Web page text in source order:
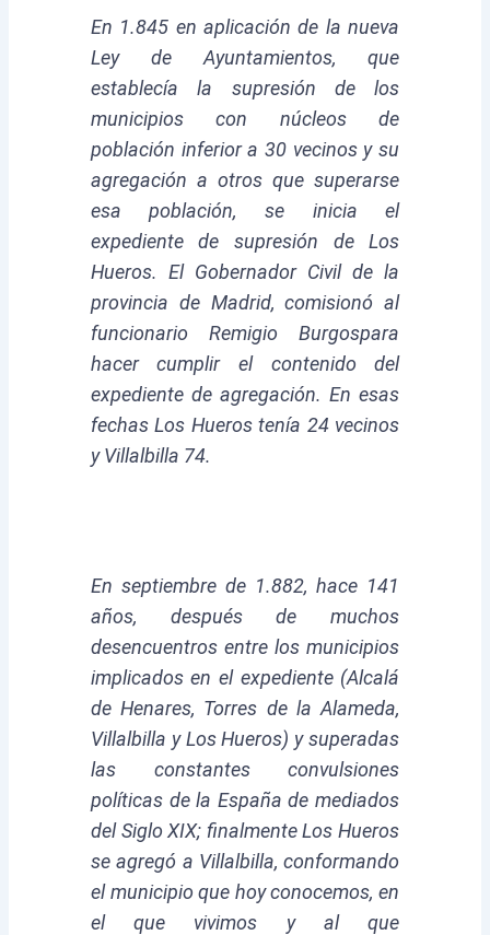
En 1.845 en aplicación de la nueva
Ley de Ayuntamientos, que
establecía la supresión de los
municipios con núcleos de
población inferior a 30 vecinos y su
agregación a otros que superarse
esa población, se inicia el
expediente de supresión de Los
Hueros. El Gobernador Civil de la
provincia de Madrid, comisionó al
funcionario Remigio Burgospara
hacer cumplir el contenido del
expediente de agregación. En esas
fechas Los Hueros tenía 24 vecinos
y Villalbilla 74.
En septiembre de 1.882, hace 141
años, después de muchos
desencuentros entre los municipios
implicados en el expediente (Alcalá
de Henares, Torres de la Alameda,
Villalbilla y Los Hueros) y superadas
las constantes convulsiones
políticas de la España de mediados
del Siglo XIX; finalmente Los Hueros
se agregó a Villalbilla, conformando
el municipio que hoy conocemos, en
el que vivimos y al que